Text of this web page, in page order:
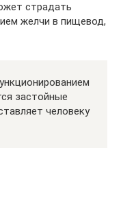
страдать
желчи в пищевод,
застойные
человеку